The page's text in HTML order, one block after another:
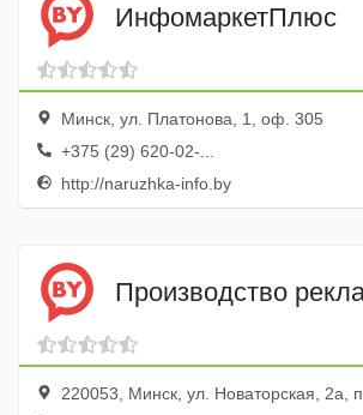
ИнфомаркетПлюс
Минск, ул. Платонова, 1, оф. 305
+375 (29) 620-02-...
http://naruzhka-info.by
Производство
220053, Минск, ул. Новаторская, 2а,